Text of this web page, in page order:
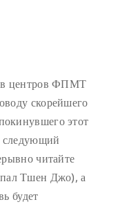
центров ФПМТ
скорейшего
этот
читайте
Тшен Джо), а
будет